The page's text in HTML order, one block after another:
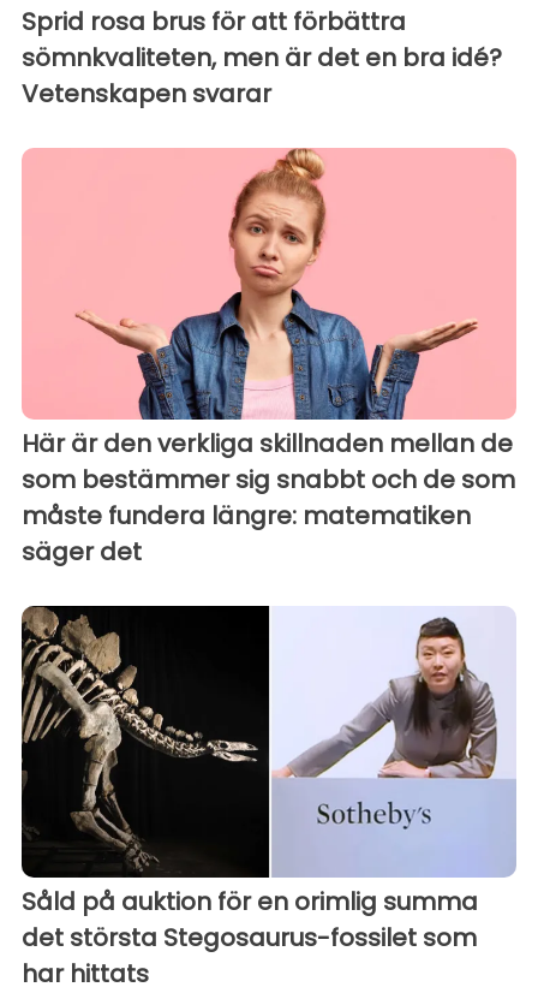
Sprid rosa brus för att förbättra
sömnkvaliteten, men är det en bra idé?
Vetenskapen svarar
Här är den verkliga skillnaden mellan de
som bestämmer sig snabbt och de som
måste fundera längre: matematiken
säger det
Såld på auktion för en orimlig summa
det största Stegosaurus-fossilet som
har hittats